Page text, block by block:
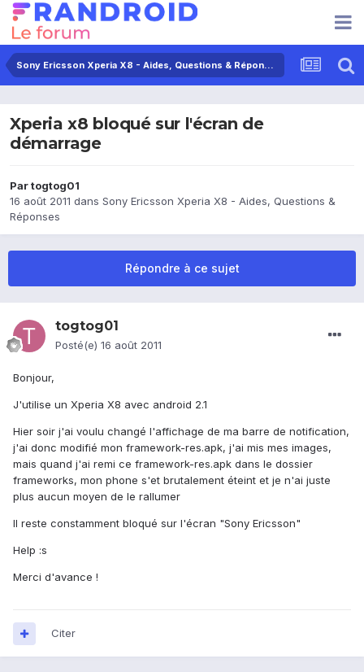
Sony Ericsson Xperia X8 - Aides, Questions & Réponses
Xperia x8 bloqué sur l'écran de
démarrage
Partogtog01
16 août 2011 dans Sony Ericsson Xperia X8 - Aides, Questions &
Réponses
Répondre à ce sujet
togtog01
Posté(e) 16 août 2011
Bonjour,
J'utilise un Xperia X8 avec android 2.1
Hier soir j'ai voulu changé l'affichage de ma barre de notification,
j'ai donc modifié mon framework-res.apk, j'ai mis mes images,
mais quand j'ai remi ce framework-res.apk dans le dossier
frameworks, mon phone s'et brutalement éteint et je n'ai juste
plus aucun moyen de le rallumer
Il reste constamment bloqué sur l'écran "Sony Ericsson"
Help :s
Merci d'avance !
Citer